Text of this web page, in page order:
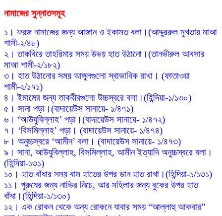
নামাজের সুন্নাতসমূহ
১। ফরজ নামাজের জন্য আজান ও ইকামত বলা।(আদ্দুররুল মুখতার মাআ
শামী-২/৪৮)
২। তাকবিরে তাহরিমার সময় উভয় হাত উঠানো।(তানভীরুল আবসার
মাআ শামী-২/১৮২)
৩। হাত উঠানোর সময় আঙ্গুলগুলো স্বাভাবিক রাখা। (ফাতাওয়া
শামী-২/১৭১)
৪। ইমামের জন্য তাকবীরগুলো উচ্চস্বরে বলা।(হিন্দিয়া-১/১৩০)
৫। সানা পড়া।(বাদায়েউস সানায়ে- ১/৪৭১)
৬। ‘আউযুবিল্লাহ’ পড়া।(বাদায়েউস সানায়ে- ১/৪৭২)
৭। ‘বিসমিল্লাহ’ পড়া। (বাদায়েউস সানায়ে- ১/৪৭৪)
৮। অনুচ্চস্বরে ‘আমীন’ বলা। (বাদায়েউস সানায়ে- ১/৪৭৩)
৯। সানা, আউযুবিল্লাহ, বিসমিল্লাহ, আমীন ইত্যাদি অনুচ্চস্বরে বলা।
(হিন্দিয়া-১৩১)
১০। হাত বাঁধার সময় বাম হাতের উপর ডান হাত রাখা।(হিন্দিয়া-১/১৩১)
১১। পুরুষের জন্য নাভির নিচে, আর মহিলার জন্য বুকের উপর হাত
বাঁধা।(হিন্দিয়া-১/১৩০)
১২। এক রোকন থেকে অন্য রোকনে যাবার সময় “আল্লাহু আকবার”